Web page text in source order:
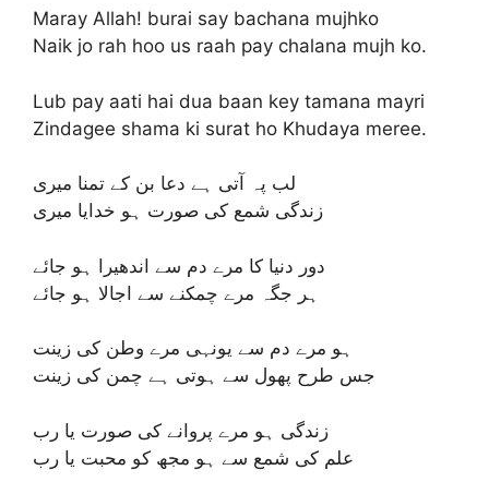
Maray Allah! burai say bachana mujhko
Naik jo rah hoo us raah pay chalana mujh ko.
Lub pay aati hai dua baan key tamana mayri
Zindagee shama ki surat ho Khudaya meree.
لب پہ آتی ہے دعا بن کے تمنا میری
زندگی شمع کی صورت ہو خدایا میری
دور دنیا کا مرے دم سے اندھیرا ہو جائے
ہر جگہ مرے چمکنے سے اجالا ہو جائے
ہو مرے دم سے یونہی مرے وطن کی زینت
جس طرح پھول سے ہوتی ہے چمن کی زینت
زندگی ہو مرے پروانے کی صورت یا رب
علم کی شمع سے ہو مجھ کو محبت یا رب